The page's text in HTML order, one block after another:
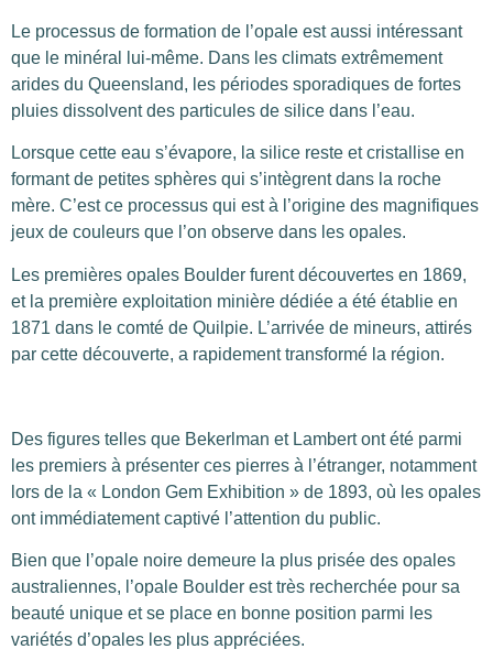
Le processus de formation de l’opale est aussi intéressant
que le minéral lui-même. Dans les climats extrêmement
arides du Queensland, les périodes sporadiques de fortes
pluies dissolvent des particules de silice dans l’eau.
Lorsque cette eau s’évapore, la silice reste et cristallise en
formant de petites sphères qui s’intègrent dans la roche
mère. C’est ce processus qui est à l’origine des magnifiques
jeux de couleurs que l’on observe dans les opales.
Les premières opales Boulder furent découvertes en 1869,
et la première exploitation minière dédiée a été établie en
1871 dans le comté de Quilpie. L’arrivée de mineurs, attirés
par cette découverte, a rapidement transformé la région.
Des figures telles que Bekerlman et Lambert ont été parmi
les premiers à présenter ces pierres à l’étranger, notamment
lors de la « London Gem Exhibition » de 1893, où les opales
ont immédiatement captivé l’attention du public.
Bien que l’opale noire demeure la plus prisée des opales
australiennes, l’opale Boulder est très recherchée pour sa
beauté unique et se place en bonne position parmi les
variétés d’opales les plus appréciées.